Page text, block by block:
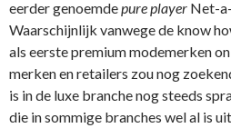
eerder genoemdepure player Net-
Waarschijnlijk vanwege de know
als eerste premium modemerken
merken en retailers zou nog
is in de luxe branche nog steeds
die in sommige branches wel al is